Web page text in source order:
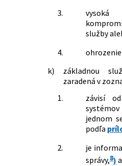
3.
služby
4.
k)
základnou
zaradená v
1.
závisí
jednom
podľa
2.
je
správy,8)